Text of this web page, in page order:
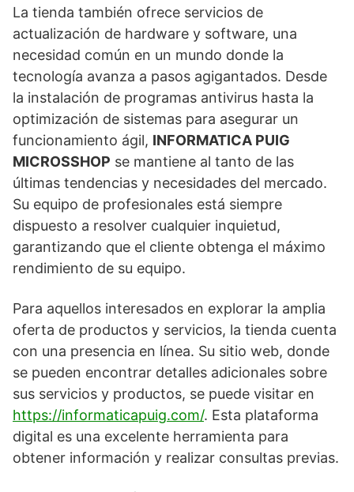
La tienda también ofrece servicios de
actualización de hardware y software, una
necesidad común en un mundo donde la
tecnología avanza a pasos agigantados. Desde
la instalación de programas antivirus hasta la
optimización de sistemas para asegurar un
funcionamiento ágil, INFORMATICA PUIG
MICROSSHOP se mantiene al tanto de las
últimas tendencias y necesidades del mercado.
Su equipo de profesionales está siempre
dispuesto a resolver cualquier inquietud,
garantizando que el cliente obtenga el máximo
rendimiento de su equipo.
Para aquellos interesados en explorar la amplia
oferta de productos y servicios, la tienda cuenta
con una presencia en línea. Su sitio web, donde
se pueden encontrar detalles adicionales sobre
sus servicios y productos, se puede visitar en
https://informaticapuig.com/. Esta plataforma
digital es una excelente herramienta para
obtener información y realizar consultas previas.